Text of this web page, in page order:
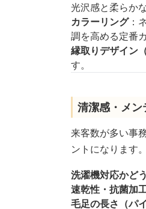
光沢感と柔らか
カラーリング：
調を高める定番
縁取りデザイン
す。
清潔感・メ
来客数が多い事
ントになります。
洗濯機対応かど
速乾性・抗菌加
毛足の長さ（パ